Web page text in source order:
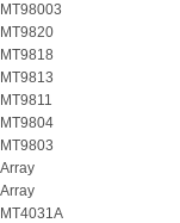
MT98003
MT9820
MT9818
MT9813
MT9811
MT9804
MT9803
Array
Array
MT4031A